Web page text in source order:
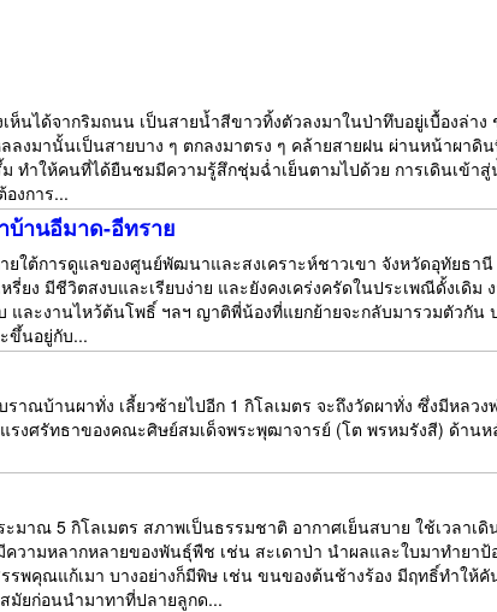
ห็นได้จากริมถนน เป็นสายน้ำสีขาวทิ้งตัวลงมาในป่าทึบอยู่เบื้องล่า
ลงมานั้นเป็นสายบาง ๆ ตกลงมาตรง ๆ คล้ายสายฝน ผ่านหน้าผาดิ
ทำให้คนที่ได้ยืนชมมีความรู้สึกชุ่มฉ่ำเย็นตามไปด้วย การเดินเข้า
งการ...
บ้านอีมาด-อีทราย
ใต้การดูแลของศูนย์พัฒนาและสงเคราะห์ชาวเขา จังหวัดอุทัยธา
รี่ยง มีชีวิตสงบและเรียบง่าย และยังคงเคร่งครัดในประเพณีดั้งเดิ
และงานไหว้ต้นโพธิ์ ฯลฯ ญาติพี่น้องที่แยกย้ายจะกลับมารวมตัวกั
ขึ้นอยู่กับ...
ราณบ้านผาทั่ง เลี้ยวซ้ายไปอีก 1 กิโลเมตร จะถึงวัดผาทั่ง ซึ่งมีหลว
แรงศรัทธาของคณะศิษย์สมเด็จพระพุฒาจารย์ (โต พรหมรังสี) ด้าน
มาณ 5 กิโลเมตร สภาพเป็นธรรมชาติ อากาศเย็นสบาย ใช้เวลาเ
วามหลากหลายของพันธุ์พืช เช่น สะเดาป่า นำผลและใบมาทำยา
รพคุณแก้เมา บางอย่างก็มีพิษ เช่น ขนของต้นช้างร้อง มีฤทธิ์ทำให้
มัยก่อนนำมาทาที่ปลายลูกด...